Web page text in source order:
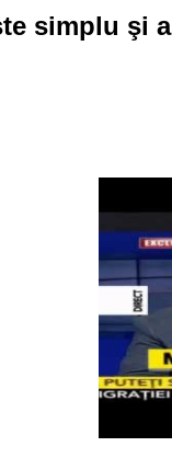
simplu şi